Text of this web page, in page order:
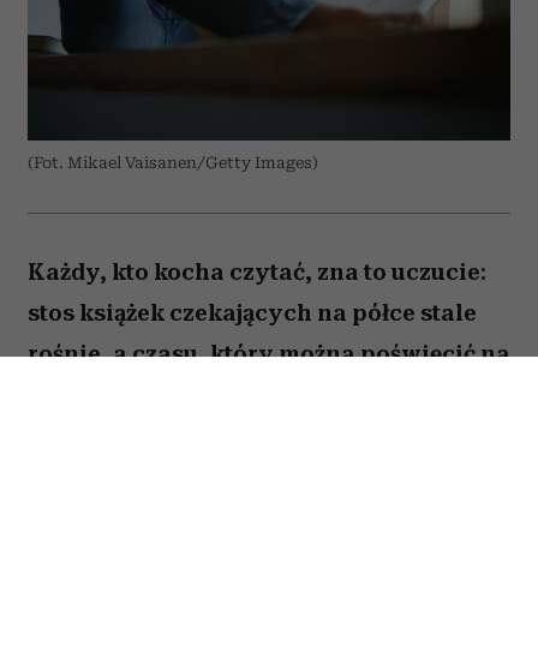
(Fot. Mikael Vaisanen/Getty Images)
Każdy, kto kocha czytać, zna to uczucie:
stos książek czekających na półce stale
rośnie, a czasu, który można poświęcić na